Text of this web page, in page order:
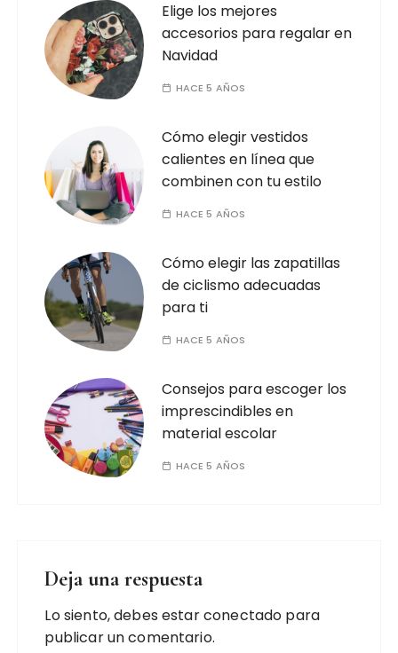
Elige los mejores
accesorios para regalar en
Navidad
HACE 5 AÑOS
Cómo elegir vestidos
calientes en línea que
combinen con tu estilo
HACE 5 AÑOS
Cómo elegir las zapatillas
de ciclismo adecuadas
para ti
HACE 5 AÑOS
Consejos para escoger los
imprescindibles en
material escolar
HACE 5 AÑOS
Deja una respuesta
Lo siento, debes estarconectado para
publicar un comentario.